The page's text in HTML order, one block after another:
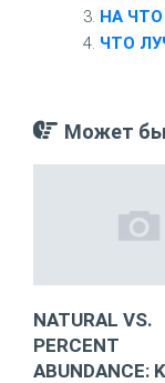
НА
ЧТО
Может
NATURAL VS.
PERCENT
ABUNDANCE: